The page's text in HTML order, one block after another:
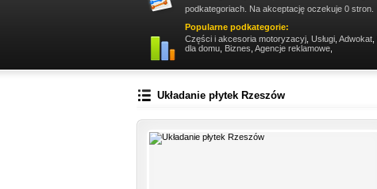
podkategoriach. Na akceptację oczekuje 0 stron.
Popularne podkategorie:
Części i akcesoria motoryzacyj Usługi Adwokat
dla domu Biznes Agencje reklamowe
Układanie płytek Rzeszów